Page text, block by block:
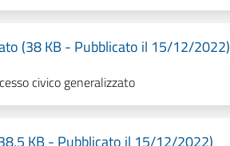
(38 KB - Pubblicato il 15/12/2022)
civico generalizzato